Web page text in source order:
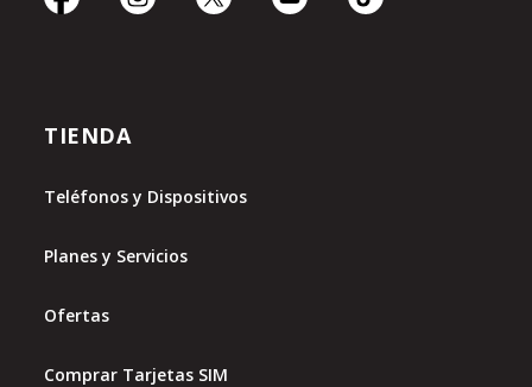
TIENDA
Teléfonos y Dispositivos
Planes y Servicios
Ofertas
Comprar Tarjetas SIM